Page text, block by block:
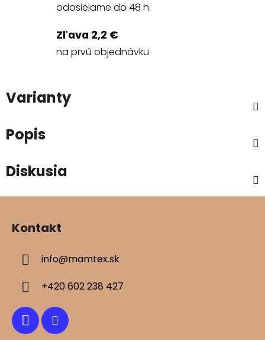
odosielame do 48 h.
Zľava 2,2 €
na prvú objednávku
Varianty
Popis
Diskusia
Kontakt
info@mamtex.sk
+420 602 238 427